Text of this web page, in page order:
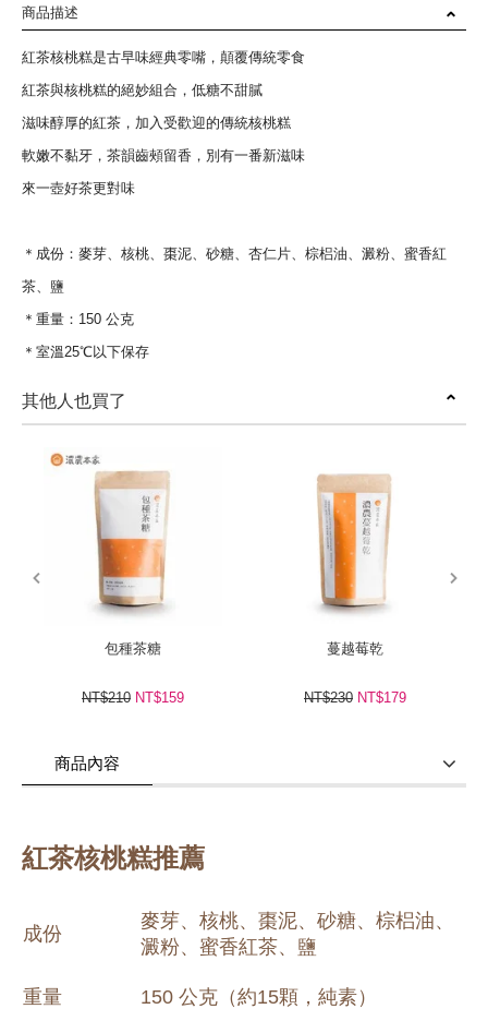
商品描述
紅茶核桃糕是古早味經典零嘴，顛覆傳統零食
紅茶與核桃糕的絕妙組合，低糖不甜膩
滋味醇厚的紅茶，加入受歡迎的傳統核桃糕
軟嫩不黏牙，茶韻齒頰留香，別有一番新滋味
來一壺好茶更對味
＊成份：麥芽、核桃、棗泥、砂糖、杏仁片、棕梠油、澱粉、蜜香紅
茶、鹽
＊重量：150 公克
＊室溫25℃以下保存
其他人也買了
包種茶糖
NT$210 NT$159
蔓越莓乾
NT$230 NT$179
商品內容
紅茶核桃糕推薦
成份
麥芽、核桃、棗泥、砂糖、棕梠油、
澱粉、蜜香紅茶、鹽
重量 150 公克（約15顆，純素）